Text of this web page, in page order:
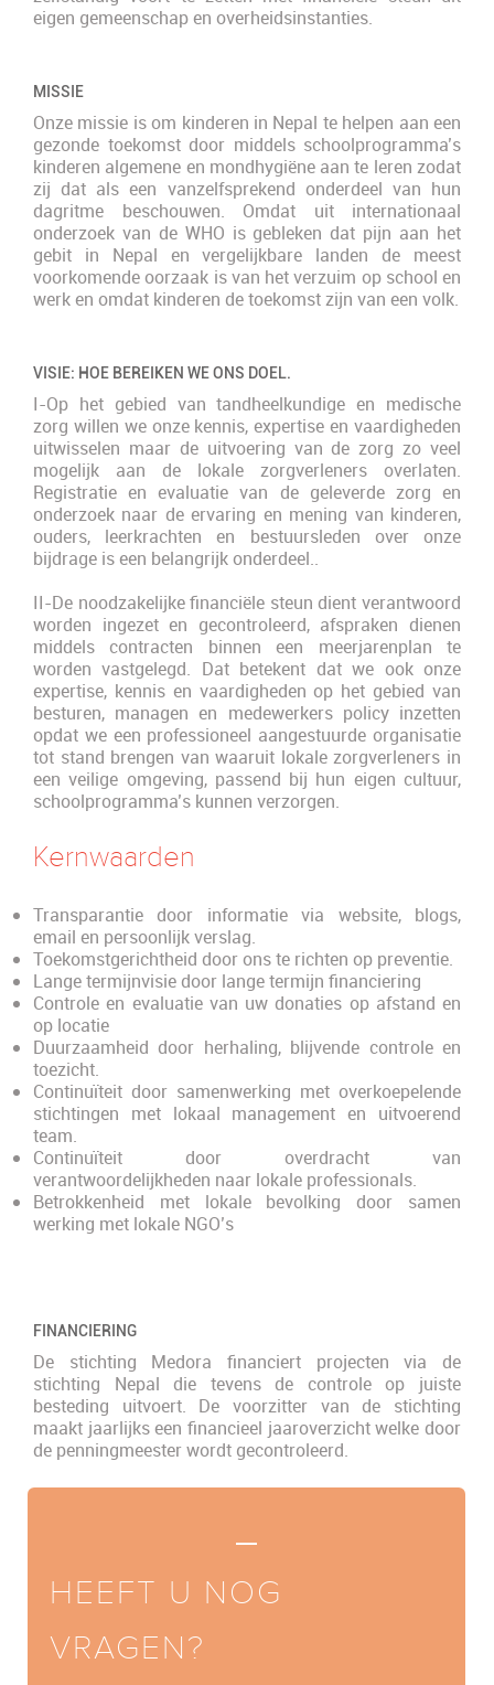
eigen gemeenschap en overheidsinstanties.
MISSIE
Onze missie is om kinderen in Nepal te helpen aan een
gezonde toekomst door middels schoolprogramma’s
kinderen algemene en mondhygiëne aan te leren zodat
zij dat als een vanzelfsprekend onderdeel van hun
dagritme beschouwen. Omdat uit internationaal
onderzoek van de WHO is gebleken dat pijn aan het
gebit in Nepal en vergelijkbare landen de meest
voorkomende oorzaak is van het verzuim op school en
werk en omdat kinderen de toekomst zijn van een volk.
VISIE: HOE BEREIKEN WE ONS DOEL.
I-Op het gebied van tandheelkundige en medische
zorg willen we onze kennis, expertise en vaardigheden
uitwisselen maar de uitvoering van de zorg zo veel
mogelijk aan de lokale zorgverleners overlaten.
Registratie en evaluatie van de geleverde zorg en
onderzoek naar de ervaring en mening van kinderen,
ouders, leerkrachten en bestuursleden over onze
bijdrage is een belangrijk onderdeel..
II-De noodzakelijke financiële steun dient verantwoord
worden ingezet en gecontroleerd, afspraken dienen
middels contracten binnen een meerjarenplan te
worden vastgelegd. Dat betekent dat we ook onze
expertise, kennis en vaardigheden op het gebied van
besturen, managen en medewerkers policy inzetten
opdat we een professioneel aangestuurde organisatie
tot stand brengen van waaruit lokale zorgverleners in
een veilige omgeving, passend bij hun eigen cultuur,
schoolprogramma’s kunnen verzorgen.
Kernwaarden
Transparantie door informatie via website, blogs,
email en persoonlijk verslag.
Toekomstgerichtheid door ons te richten op preventie.
Lange termijnvisie door lange termijn financiering
Controle en evaluatie van uw donaties op afstand en
op locatie
Duurzaamheid door herhaling, blijvende controle en
toezicht.
Continuïteit door samenwerking met overkoepelende
stichtingen met lokaal management en uitvoerend
team.
Continuïteit door overdracht van
verantwoordelijkheden naar lokale professionals.
Betrokkenheid met lokale bevolking door samen
werking met lokale NGO’s
FINANCIERING
De stichting Medora financiert projecten via de
stichting Nepal die tevens de controle op juiste
besteding uitvoert. De voorzitter van de stichting
maakt jaarlijks een financieel jaaroverzicht welke door
de penningmeester wordt gecontroleerd.
HEEFT U NOG
VRAGEN?